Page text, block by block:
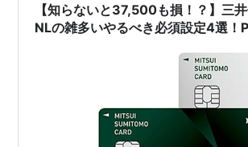
【知らないと37,500も損！？】三
NLの雑多いやるべき必須設定4選！